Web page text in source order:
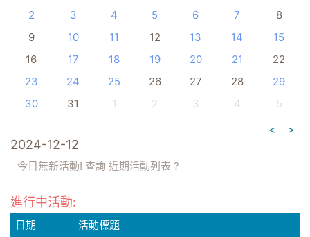
2
3 4 5 6 7
8
9
10 11 12 13 14
15
16
17 18 19 20 21
22
23
24 25 26 27 28
29
30
31 1 2 3 4
5
<
>
2024-12-12
今日無新活動! 查詢 近期活動列表 ?
進行中活動:
日期
活動標題